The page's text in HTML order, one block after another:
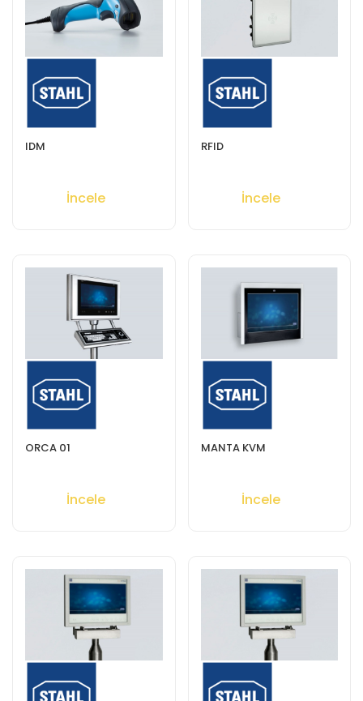
IDM
İncele
RFID
İncele
ORCA 01
İncele
MANTA KVM
İncele